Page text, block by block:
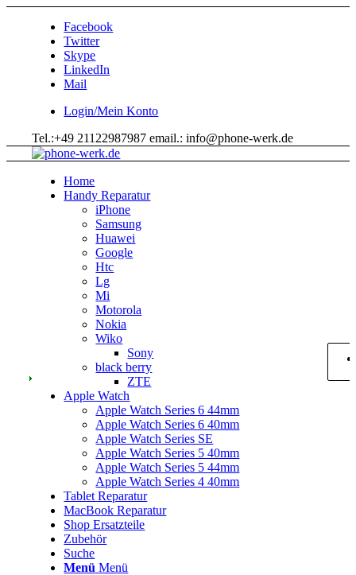
Facebook
Twitter
Skype
LinkedIn
Mail
Login/Mein Konto
Tel.:+49 21122987987 email.: info@phone-werk.de
Home
Handy Reparatur
iPhone
Samsung
Huawei
Google
Htc
Lg
Mi
Motorola
Nokia
Wiko
Sony
black berry
ZTE
Apple Watch
Apple Watch Series 6 44mm
Apple Watch Series 6 40mm
Apple Watch Series SE
Apple Watch Series 5 40mm
Apple Watch Series 5 44mm
Apple Watch Series 4 40mm
Tablet Reparatur
MacBook Reparatur
Shop Ersatzteile
Zubehör
Suche
Menü Menü